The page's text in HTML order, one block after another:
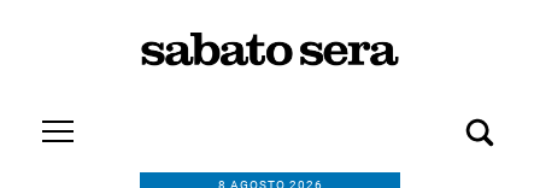
8 AGOSTO 2026